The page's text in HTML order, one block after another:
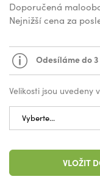
Doporučená
Nejnižší cena za
Odesíláme do
Velikosti jsou uvedeny
VLOŽIT